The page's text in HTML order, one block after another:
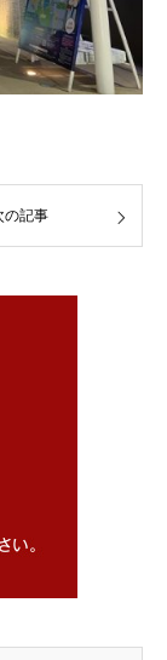
の記事